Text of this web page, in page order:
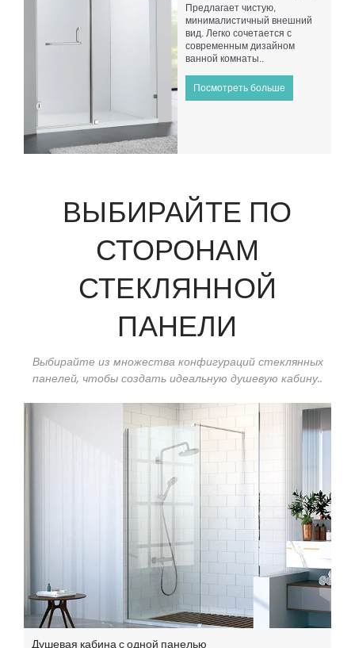
Предлагает чистую,
минималистичный внешний
вид. Легко сочетается с
современным дизайном
ванной комнаты..
Посмотреть больше
ВЫБИРАЙТЕ ПО
СТОРОНАМ
СТЕКЛЯННОЙ
ПАНЕЛИ
Выбирайте из множества конфигураций стеклянных
панелей, чтобы создать идеальную душевую кабину..
Душевая кабина с одной панелью